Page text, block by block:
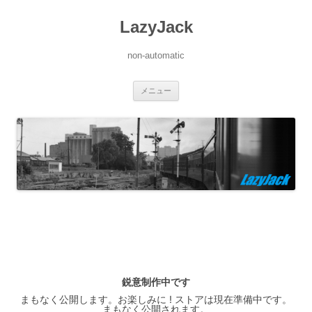
LazyJack
non-automatic
メニュー
ツ
へ
ス
キ
ッ
プ
鋭意制作中です
まもなく公開します。お楽しみに ! ストアは現在準備中です。
まもなく公開されます。